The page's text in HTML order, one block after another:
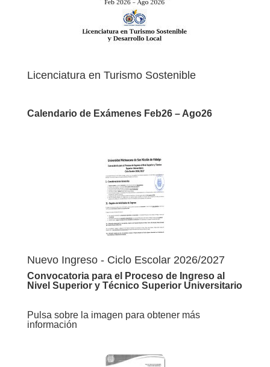
Licenciatura en Turismo Sostenible
Calendario de Exámenes Feb26 – Ago26
Nuevo Ingreso - Ciclo Escolar 2026/2027
Convocatoria para el Proceso de Ingreso al
Nivel Superior y Técnico Superior Universitario
Pulsa sobre la imagen para obtener más
información